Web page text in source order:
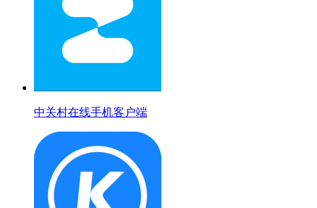
中关村在线手机客户端